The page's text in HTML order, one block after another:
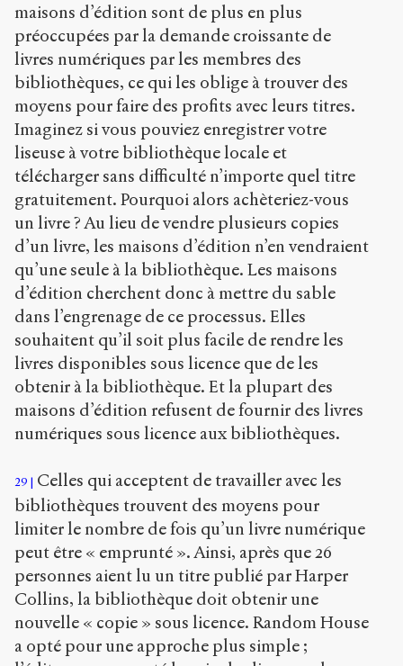
maisons d’édition sont de plus en plus
préoccupées par la demande croissante de
livres numériques par les membres des
bibliothèques, ce qui les oblige à trouver des
moyens pour faire des profits avec leurs titres.
Imaginez si vous pouviez enregistrer votre
liseuse à votre bibliothèque locale et
télécharger sans difficulté n’importe quel titre
gratuitement. Pourquoi alors achèteriez-vous
un livre ? Au lieu de vendre plusieurs copies
d’un livre, les maisons d’édition n’en vendraient
qu’une seule à la bibliothèque. Les maisons
d’édition cherchent donc à mettre du sable
dans l’engrenage de ce processus. Elles
souhaitent qu’il soit plus facile de rendre les
livres disponibles sous licence que de les
obtenir à la bibliothèque. Et la plupart des
maisons d’édition refusent de fournir des livres
numériques sous licence aux bibliothèques.
29
Celles qui acceptent de travailler avec les
bibliothèques trouvent des moyens pour
limiter le nombre de fois qu’un livre numérique
peut être « emprunté ». Ainsi, après que 26
personnes aient lu un titre publié par Harper
Collins, la bibliothèque doit obtenir une
nouvelle « copie » sous licence. Random House
a opté pour une approche plus simple ;